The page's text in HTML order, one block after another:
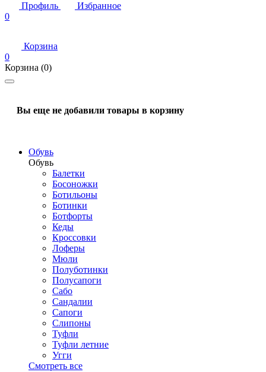
Профиль
Избранное
0
Корзина
0
Корзина (0)
Вы еще не добавили товары в корзину
Обувь
Обувь
Балетки
Босоножки
Ботильоны
Ботинки
Ботфорты
Кеды
Кроссовки
Лоферы
Мюли
Полуботинки
Полусапоги
Сабо
Сандалии
Сапоги
Слипоны
Туфли
Туфли летние
Угги
Смотреть все